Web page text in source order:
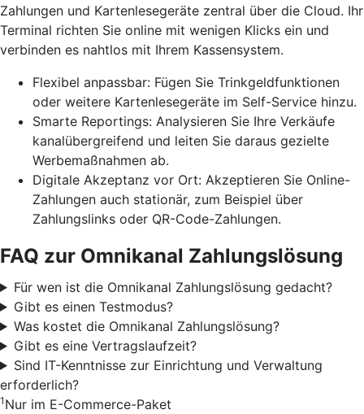
Zahlungen und Kartenlesegeräte zentral über die Cloud. Ihr
Terminal richten Sie online mit wenigen Klicks ein und
verbinden es nahtlos mit Ihrem Kassensystem.
Flexibel anpassbar: Fügen Sie Trinkgeldfunktionen
oder weitere Kartenlesegeräte im Self-Service hinzu.
Smarte Reportings: Analysieren Sie Ihre Verkäufe
kanalübergreifend und leiten Sie daraus gezielte
Werbemaßnahmen ab.
Digitale Akzeptanz vor Ort: Akzeptieren Sie Online-
Zahlungen auch stationär, zum Beispiel über
Zahlungslinks oder QR-Code-Zahlungen.
FAQ zur Omnikanal Zahlungslösung
Für wen ist die Omnikanal Zahlungslösung gedacht?
Gibt es einen Testmodus?
Was kostet die Omnikanal Zahlungslösung?
Gibt es eine Vertragslaufzeit?
Sind IT-Kenntnisse zur Einrichtung und Verwaltung
erforderlich?
1 Nur im E-Commerce-Paket